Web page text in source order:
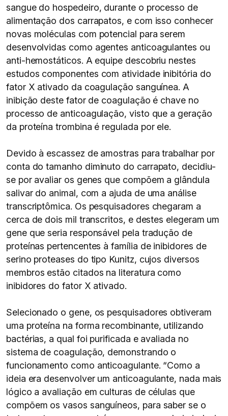
sangue do hospedeiro, durante o processo de
alimentação dos carrapatos, e com isso conhecer
novas moléculas com potencial para serem
desenvolvidas como agentes anticoagulantes ou
anti-hemostáticos. A equipe descobriu nestes
estudos componentes com atividade inibitória do
fator X ativado da coagulação sanguínea. A
inibição deste fator de coagulação é chave no
processo de anticoagulação, visto que a geração
da proteína trombina é regulada por ele.
Devido à escassez de amostras para trabalhar por
conta do tamanho diminuto do carrapato, decidiu-
se por avaliar os genes que compõem a glândula
salivar do animal, com a ajuda de uma análise
transcriptômica. Os pesquisadores chegaram a
cerca de dois mil transcritos, e destes elegeram um
gene que seria responsável pela tradução de
proteínas pertencentes à família de inibidores de
serino proteases do tipo Kunitz, cujos diversos
membros estão citados na literatura como
inibidores do fator X ativado.
Selecionado o gene, os pesquisadores obtiveram
uma proteína na forma recombinante, utilizando
bactérias, a qual foi purificada e avaliada no
sistema de coagulação, demonstrando o
funcionamento como anticoagulante. “Como a
ideia era desenvolver um anticoagulante, nada mais
lógico a avaliação em culturas de células que
compõem os vasos sanguíneos, para saber se o